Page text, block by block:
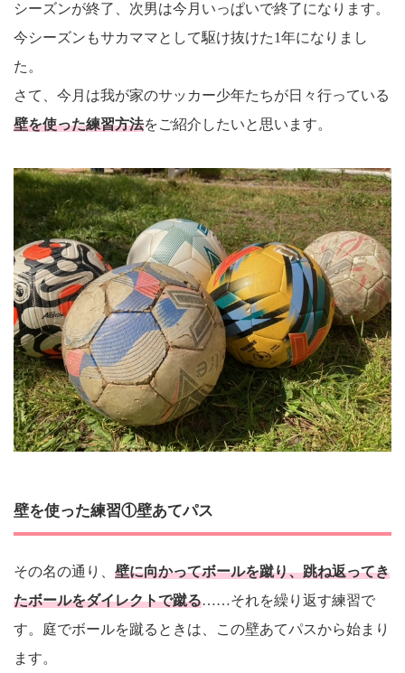
シーズンが終了、次男は今月いっぱいで終了になります。
今シーズンもサカママとして駆け抜けた1年になりまし
た。
さて、今月は我が家のサッカー少年たちが日々行っている
壁を使った練習方法をご紹介したいと思います。
壁を使った練習①壁あてパス
その名の通り、 壁に向かってボールを蹴り、跳ね返ってき
たボールをダイレクトで蹴る……それを繰り返す練習で
す。庭でボールを蹴るときは、この壁あてパスから始まり
ます。